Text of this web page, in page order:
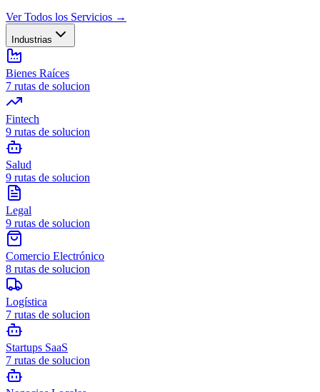
Ver Todos los Servicios →
Industrias
Bienes Raíces
7 rutas de solucion
Fintech
9 rutas de solucion
Salud
9 rutas de solucion
Legal
9 rutas de solucion
Comercio Electrónico
8 rutas de solucion
Logística
7 rutas de solucion
Startups SaaS
7 rutas de solucion